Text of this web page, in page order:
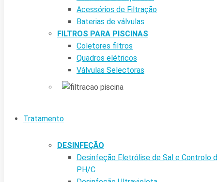
Acessórios de Filtração
Baterias de válvulas
FILTROS PARA PISCINAS
Coletores filtros
Quadros elétricos
Válvulas Selectoras
Tratamento
DESINFEÇÃO
Desinfeção Eletrólise de Sal e Controlo
PH/C